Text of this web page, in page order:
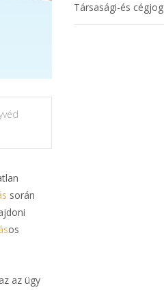
során
os
az ügy
Társasági-és cégjog